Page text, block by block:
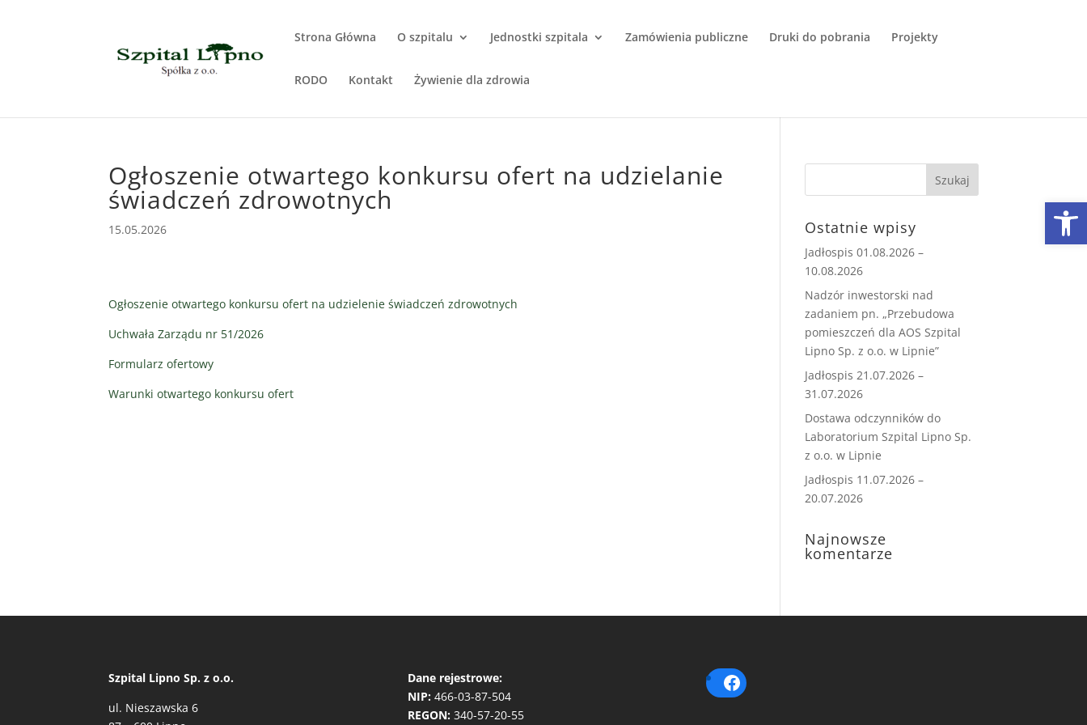
Strona Główna O szpitalu Jednostki szpitala Zamówienia publiczne Druki do pobrania Projekty
RODO Kontakt Żywienie dla zdrowia
Ogłoszenie otwartego konkursu ofert na udzielanie
świadczeń zdrowotnych
15.05.2026
Ogłoszenie otwartego konkursu ofert na udzielenie świadczeń zdrowotnych
Uchwała Zarządu nr 51/2026
Formularz ofertowy
Warunki otwartego konkursu ofert
Ostatnie wpisy
Jadłospis 01.08.2026 –
10.08.2026
Nadzór inwestorski nad
zadaniem pn. „Przebudowa
pomieszczeń dla AOS Szpital
Lipno Sp. z o.o. w Lipnie”
Jadłospis 21.07.2026 –
31.07.2026
Dostawa odczynników do
Laboratorium Szpital Lipno Sp.
z o.o. w Lipnie
Jadłospis 11.07.2026 –
20.07.2026
Najnowsze
komentarze
Szpital Lipno Sp. z o.o.
ul. Nieszawska 6
Dane rejestrowe:
NIP: 466-03-87-504
REGON: 340-57-20-55